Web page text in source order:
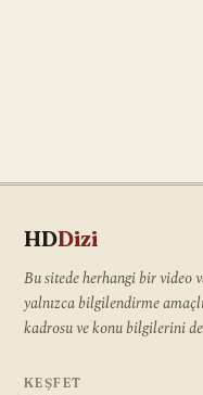
HDDizi
Bu sitede herhangi bir video
yalnızca bilgilendirme
kadrosu ve konu bilgilerini
KEŞFET